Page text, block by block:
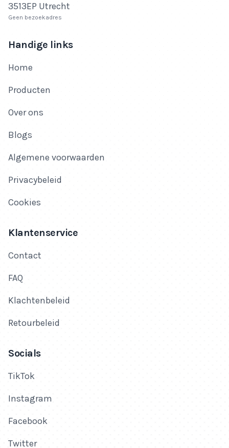
3513EP Utrecht
Geen bezoekadres
Handige links
Home
Producten
Over ons
Blogs
Algemene voorwaarden
Privacybeleid
Cookies
Klantenservice
Contact
FAQ
Klachtenbeleid
Retourbeleid
Socials
TikTok
Instagram
Facebook
Twitter